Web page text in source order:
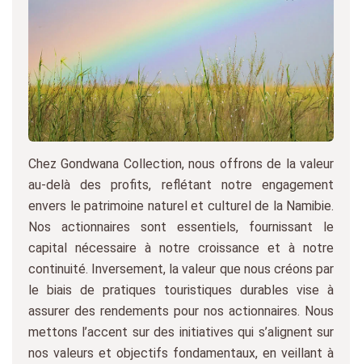
Chez Gondwana Collection, nous offrons de la valeur
au-delà des profits, reflétant notre engagement
envers le patrimoine naturel et culturel de la Namibie.
Nos actionnaires sont essentiels, fournissant le
capital nécessaire à notre croissance et à notre
continuité. Inversement, la valeur que nous créons par
le biais de pratiques touristiques durables vise à
assurer des rendements pour nos actionnaires. Nous
mettons l’accent sur des initiatives qui s’alignent sur
nos valeurs et objectifs fondamentaux, en veillant à